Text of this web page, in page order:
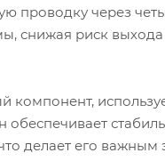
проводку через
снижая риск выхода
компонент,
делает его